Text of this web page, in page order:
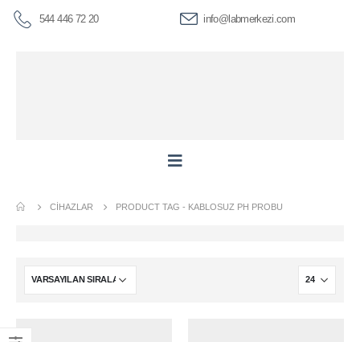
544 446 72 20 info@labmerkezi.com
CIHAZLAR PRODUCT TAG - KABLOSUZ PH PROBU